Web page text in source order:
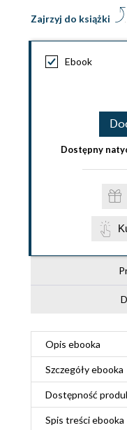
Zajrzyj do książki
Ebook
Dostępny
Opis ebooka
Szczegółyebooka
Dostępność
Spis treściebooka